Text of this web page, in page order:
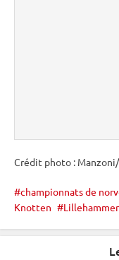
Crédit photo :
championnats de
Knotten
Lillehammer